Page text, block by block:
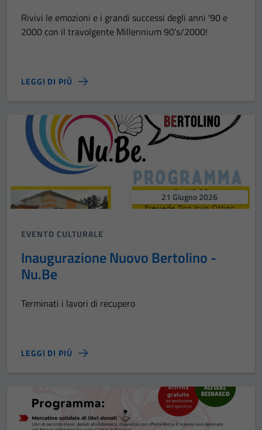
Rivivi le emozioni e i grandi successi degli anni '90 e
2000 con il travolgente Millennium 90's/2000!
LEGGI DI PIÙ
21 Giugno 2026
EVENTO CULTURALE
Inaugurazione Nuovo Bertolino -
Nu.Be
Terminati i lavori di recupero
LEGGI DI PIÙ